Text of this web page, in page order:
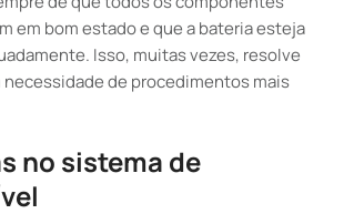
em bom estado e que a bateria esteja
Isso, muitas vezes, resolve
necessidade de procedimentos mais
no sistema de